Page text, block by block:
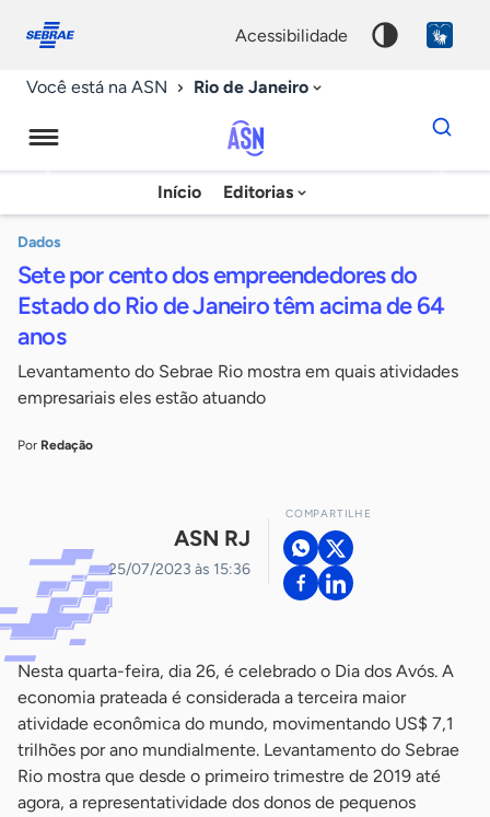
conosco
acessibilidade
Você está na ASN Rio de Janeiro
Agência
Sebrae
Notícias
Início Editorias
Dados
para
chave
Dados
Sete por cento dos empreendedores do
Estado do Rio de Janeiro têm acima de 64
anos
Levantamento do Sebrae Rio mostra em quais atividades
empresariais eles estão atuando
Por Redação
ASN RJ
25/07/2023 às 15:36
COMPARTILHE
Nesta quarta-feira, dia 26, é celebrado o Dia dos Avós. A
economia prateada é considerada a terceira maior
atividade econômica do mundo, movimentando US$ 7,1
trilhões por ano mundialmente. Levantamento do Sebrae
Rio mostra que desde o primeiro trimestre de 2019 até
agora, a representatividade dos donos de pequenos